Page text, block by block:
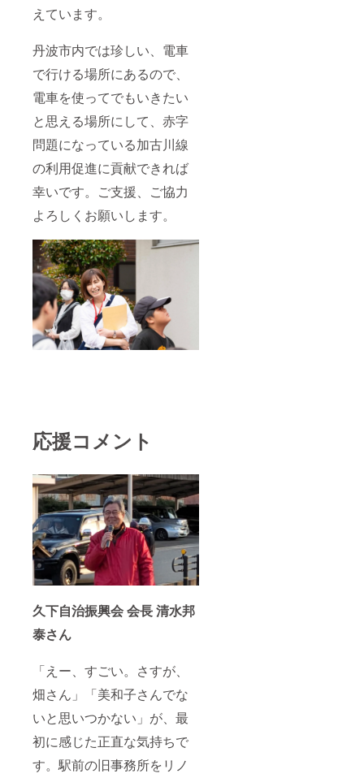
えています。
丹波市内では珍しい、電車
で行ける場所にあるので、
電車を使ってでもいきたい
と思える場所にして、赤字
問題になっている加古川線
の利用促進に貢献できれば
幸いです。ご支援、ご協力
よろしくお願いします。
応援コメント
久下自治振興会 会長 清水邦
泰さん
「えー、すごい。さすが、
畑さん」「美和子さんでな
いと思いつかない」が、最
初に感じた正直な気持ちで
す。駅前の旧事務所をリノ